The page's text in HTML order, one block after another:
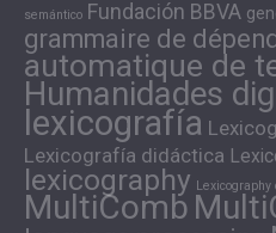
semántico Fundación BBVA
grammaire de
automatique de
Humanidades
lexicografía
Lexicografía didáctica
lexicography Lexicography
MultiComb